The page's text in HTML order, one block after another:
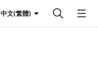
中文(繁體)